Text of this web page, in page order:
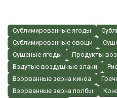
Сублимированные ягоды
Сублимированные овощи
Сушеные ягоды
Продукты
Вздутые воздушные злаки
Взорванные зерна киноа
Взорванные зерна полбы